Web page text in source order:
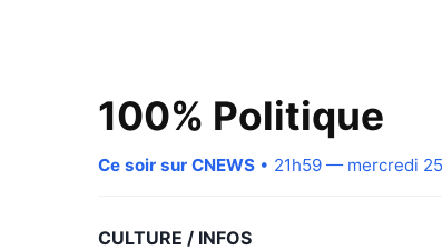
100% Politique
Ce soir sur CNEWS • 21h59 — mercredi
CULTURE / INFOS